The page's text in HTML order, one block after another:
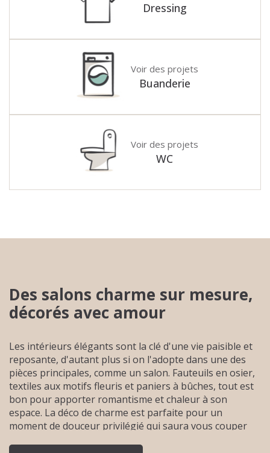
Dressing
Voir des projets
Buanderie
Voir des projets
WC
Des salons charme sur mesure,
décorés avec amour
Les intérieurs élégants sont la clé d'une vie paisible et
reposante, d'autant plus si on l'adopte dans une des
pièces principales, comme un salon. Fauteuils en osier,
textiles aux motifs fleuris et paniers à bûches, tout est
bon pour apporter romantisme et chaleur à son
espace. La déco de charme est parfaite pour un
moment de douceur privilégié qui saura vous couper